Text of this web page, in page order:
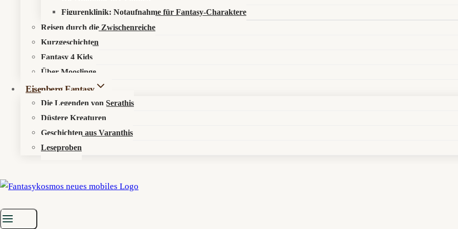
Figurenklinik: Notaufnahme für Fantasy-Charaktere
Reisen durch die Zwischenreiche
Kurzgeschichten
Fantasy 4 Kids
Über Mooslinge
Eisenberg Fantasy
Die Legenden von Serathis
Düstere Kreaturen
Geschichten aus Varanthis
Leseproben
Super Cube soll auf Deutsch kommen – sagt ADN. Der Würfel rollt, aber das Mikro ist noch aus. Donghua mit
Der
Würfel
will’s
wissen
deutsch
Über den Fantasykosmos
Unsere fantastischen Autoren